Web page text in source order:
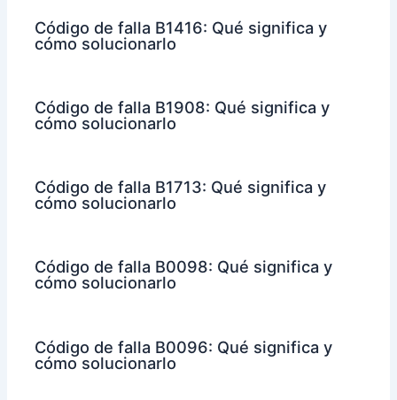
Código de falla B1416: Qué significa y
cómo solucionarlo
Código de falla B1908: Qué significa y
cómo solucionarlo
Código de falla B1713: Qué significa y
cómo solucionarlo
Código de falla B0098: Qué significa y
cómo solucionarlo
Código de falla B0096: Qué significa y
cómo solucionarlo